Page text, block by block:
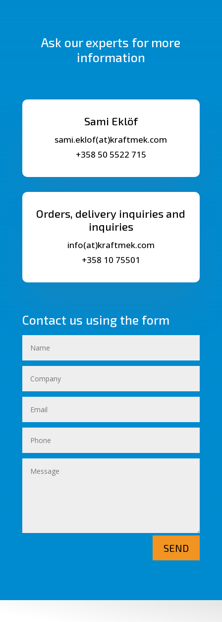
Ask our experts for more
information
Sami Eklöf
sami.eklof(at)kraftmek.com
+358 50 5522 715
Orders, delivery inquiries and
inquiries
info(at)kraftmek.com
+358 10 75501
Contact us using the form
SEND